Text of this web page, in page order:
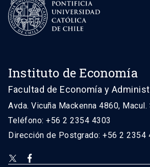
Instituto de Economía
Facultad de Economía y
Avda. Vicuña Mackenna 4860,
Teléfono: +56 2 2354 4303
Dirección de Postgrado: +56 2 2354